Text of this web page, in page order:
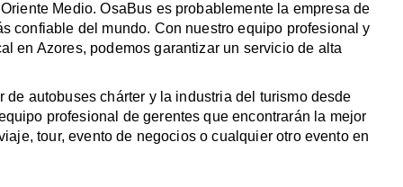
Medio. OsaBus es probablemente la empresa de
confiable del mundo. Con nuestro equipo profesional y
en Azores, podemos garantizar un servicio de alta
de autobuses chárter y la industria del turismo desde
profesional de gerentes que encontrarán la mejor
tour, evento de negocios o cualquier otro evento en